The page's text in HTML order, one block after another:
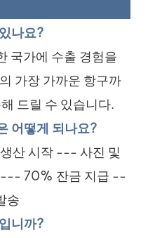
나요?
국가에 수출 경험을
가장 가까운 항구까
드릴 수 있습니다.
어떻게 되나요?
산 시작 --- 사진 및
--- 70% 잔금 지급 --
송
니까?